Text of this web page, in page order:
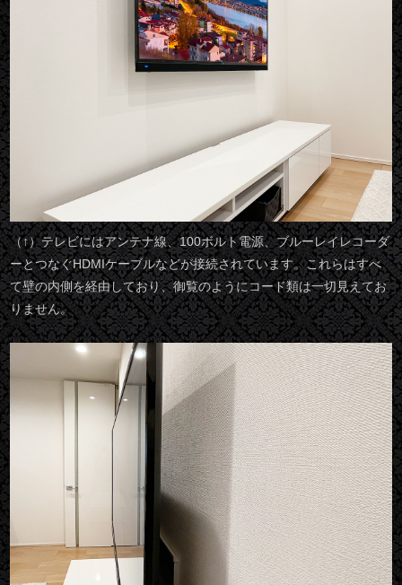
（↑）テレビにはアンテナ線、100ボルト電源、ブルーレイレコーダ
ーとつなぐHDMIケーブルなどが接続されています。これらはすべ
て壁の内側を経由しており、御覧のようにコード類は一切見えてお
りません。